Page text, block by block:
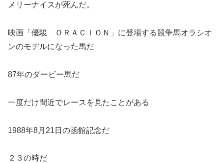
メリーナイスが死んだ。
映画「優駿 ＯＲＡＣＩＯＮ」に登場する競争馬オラシオ
ンのモデルになった馬だ
87年のダービー馬だ
一度だけ間近でレースを見たことがある
1988年8月21日の函館記念だ
２３の時だ